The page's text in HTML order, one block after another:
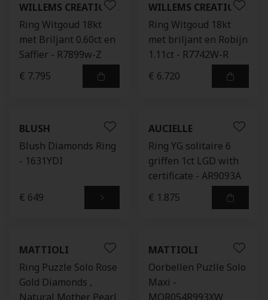
WILLEMS CREATIONS
Ring Witgoud 18kt
met Briljant 0.60ct en
Saffier - R7899w-Z
€ 7.795
WILLEMS CREATIONS
Ring Witgoud 18kt
met briljant en Robijn
1.11ct - R7742W-R
€ 6.720
BLUSH
Blush Diamonds Ring
- 1631YDI
€ 649
AUCIELLE
Ring YG solitaire 6
griffen 1ct LGD with
certificate - AR9093A
€ 1.875
MATTIOLI
Ring Puzzle Solo Rose
Gold Diamonds ,
Natural Mother Pearl
MATTIOLI
Oorbellen Puzlle Solo
Maxi -
MOR054R993XW